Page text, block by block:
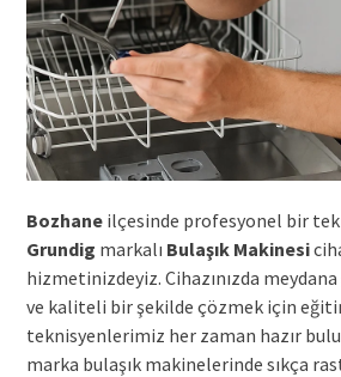
Bozhaneilçesinde profesyonel bir
Grundig markalı Bulaşık Makinesi
hizmetinizdeyiz. Cihazınızda meydana
ve kaliteli bir şekilde çözmek için
teknisyenlerimiz her zaman hazır
marka bulaşık makinelerinde sıkça